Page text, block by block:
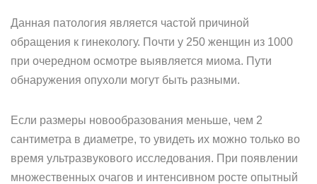
Данная патология является частой причиной
обращения к гинекологу. Почти у 250 женщин из 1000
при очередном осмотре выявляется миома. Пути
обнаружения опухоли могут быть разными.
Если размеры новообразования меньше, чем 2
сантиметра в диаметре, то увидеть их можно только во
время ультразвукового исследования. При появлении
множественных очагов и интенсивном росте опытный